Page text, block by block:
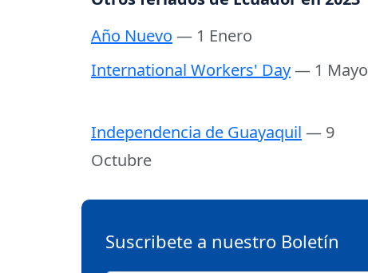
Año Nuevo — 1 Enero
International Workers' Day— 1 Mayo
Independencia de Guayaquil — 9
Octubre
Suscribete a nuestro Boletín